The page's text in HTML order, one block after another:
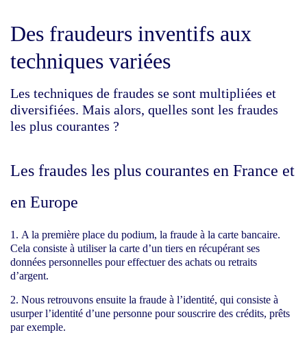
Des fraudeurs inventifs aux
techniques variées
Les techniques de fraudes se sont multipliées et
diversifiées. Mais alors, quelles sont les fraudes
les plus courantes ?
Les fraudes les plus courantes en France et
en Europe
A la première place du podium, la fraude à la carte bancaire.
Cela consiste à utiliser la carte d’un tiers en récupérant ses
données personnelles pour effectuer des achats ou retraits
d’argent.
Nous retrouvons ensuite la fraude à l’identité, qui consiste à
usurper l’identité d’une personne pour souscrire des crédits, prêts
par exemple.